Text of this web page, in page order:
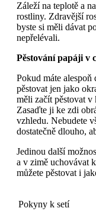
Záleží na teplotě a
rostliny. Zdravější
byste si měli dávat
nepřelévali.
Pěstování papáji v
Pokud máte alespoň
pěstovat jen jako
měli začít pěstovat
Zasaďte ji ke zdi
vzhledu. Nebudete
dostatečně dlouho,
Jedinou další
a v zimě uchovávat
můžete pěstovat i
Pokyny k setí